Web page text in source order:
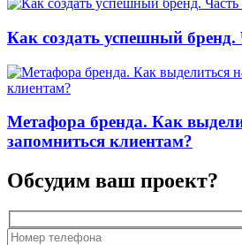
Как создать успешный бренд.
Метафора бренда. Как
запомниться клиентам?
Обсудим ваш проект?